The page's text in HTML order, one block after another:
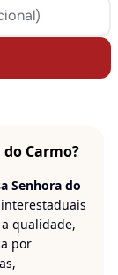
Carmo?
Senhora do
qualidade,
por